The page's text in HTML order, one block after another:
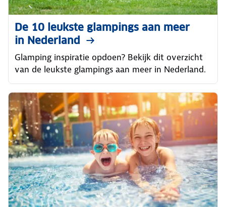
De 10 leukste glampings aan meer
in Nederland
Glamping inspiratie opdoen? Bekijk dit overzicht
van de leukste glampings aan meer in Nederland.